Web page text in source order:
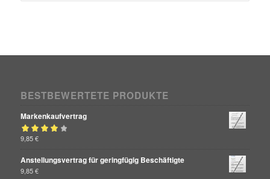
BESTBEWERTETE PRODUKTE
Markenkaufvertrag
Bewertet mit
9,85€
Anstellungsvertrag für geringfügig Beschäftigte
9,85€